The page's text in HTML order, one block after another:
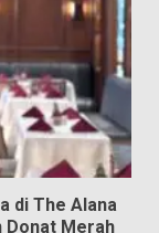
di The Alana
Donat Merah